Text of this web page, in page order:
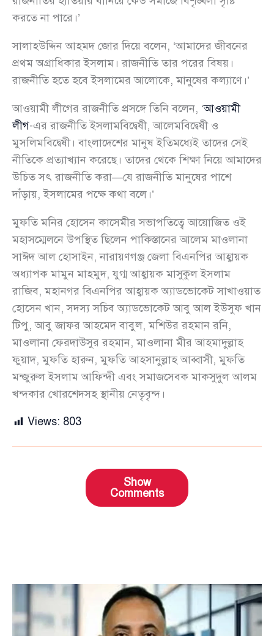
করতে না পারে।’
সালাহউদ্দিন আহমদ জোর দিয়ে বলেন, ‘আমাদের জীবনের
প্রথম অগ্রাধিকার ইসলাম। রাজনীতি তার পরের বিষয়।
রাজনীতি হতে হবে ইসলামের আলোকে, মানুষের কল্যাণে।’
আওয়ামী লীগের রাজনীতি প্রসঙ্গে তিনি বলেন, ‘আওয়ামী
লীগ-এর রাজনীতি ইসলামবিদ্বেষী, আলেমবিদ্বেষী ও
মুসলিমবিদ্বেষী। বাংলাদেশের মানুষ ইতিমধ্যেই তাদের সেই
নীতিকে প্রত্যাখ্যান করেছে। তাদের থেকে শিক্ষা নিয়ে আমাদের
উচিত সৎ রাজনীতি করা—যে রাজনীতি মানুষের পাশে
দাঁড়ায়, ইসলামের পক্ষে কথা বলে।’
মুফতি মনির হোসেন কাসেমীর সভাপতিত্বে আয়োজিত ওই
মহাসম্মেলনে উপস্থিত ছিলেন পাকিস্তানের আলেম মাওলানা
সাঈদ আল হোসাইন, নারায়ণগঞ্জ জেলা বিএনপির আহ্বায়ক
অধ্যাপক মামুন মাহমুদ, যুগ্ম আহ্বায়ক মাসুকুল ইসলাম
রাজিব, মহানগর বিএনপির আহ্বায়ক অ্যাডভোকেট সাখাওয়াত
হোসেন খান, সদস্য সচিব অ্যাডভোকেট আবু আল ইউসুফ খান
টিপু, আবু জাফর আহমেদ বাবুল, মশিউর রহমান রনি,
মাওলানা ফেরদাউসুর রহমান, মাওলানা মীর আহমাদুল্লাহ
ফুয়াদ, মুফতি হারুন, মুফতি আহসানুল্লাহ আব্বাসী, মুফতি
মন্জুরুল ইসলাম আফিন্দী এবং সমাজসেবক মাকসুদুল আলম
খন্দকার খোরশেদসহ স্থানীয় নেতৃবৃন্দ।
Views: 803
Show
Comments